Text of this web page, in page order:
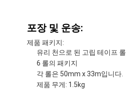
포일 표정 크라프트 지
알루미늄 호일 유리 섬유
포일 배경막 테이프
포장 및 운송:
제품 패키지:
유리 천으로 된 고립 테이프 롤
6 롤의 패키지
각 롤은 50mm x 33m입니다.
제품 무게: 1.5kg